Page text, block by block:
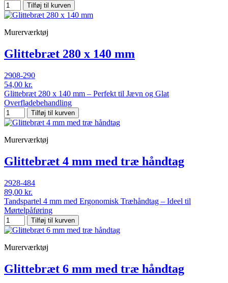
Tilføj til kurven
Murerværktøj
Glittebræt 280 x 140 mm
2908-290
54,00 kr.
Glittebræt 280 x 140 mm – Perfekt til Jævn og Glat
Overfladebehandling
Tilføj til kurven
Murerværktøj
Glittebræt 4 mm med træ håndtag
2928-484
89,00 kr.
Tandspartel 4 mm med Ergonomisk Træhåndtag – Ideel til
Mørtelpåføring
Tilføj til kurven
Murerværktøj
Glittebræt 6 mm med træ håndtag